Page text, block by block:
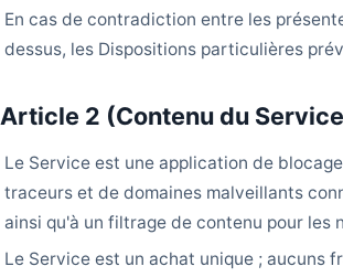
En cas de contradiction entre les
dessus, les Dispositions particulières
Article 2 (Contenu du
Le Service est une application de
traceurs et de domaines malveillants
ainsi qu'à un filtrage de contenu pour les
Le Service est un achat unique ; aucuns